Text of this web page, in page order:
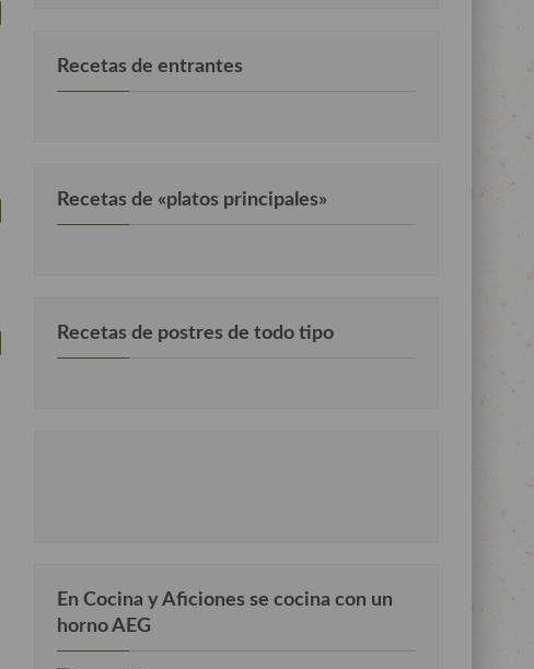
Recetas de entrantes
Recetas de «platos principales»
Recetas de postres de todo tipo
En Cocina y Aficiones se cocina con un
horno AEG